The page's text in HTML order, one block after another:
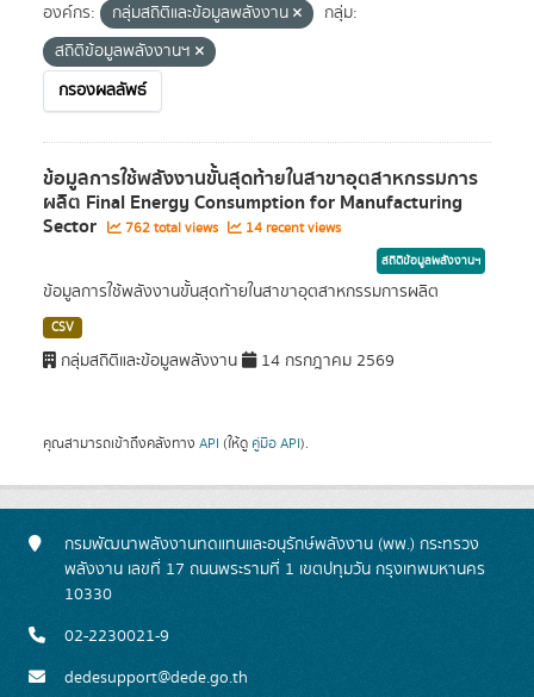
องค์กร:
กลุ่มสถิติและข้อมูลพลังงาน
กลุ่ม:
สถิติข้อมูลพลังงานฯ
กรองผลลัพธ์
ข้อมูลการใช้พลังงานขั้นสุดท้ายในสาขาอุตสาหกรรมการ
ผลิต Final Energy Consumption for Manufacturing
Sector 762 total views 14 recent views
สถิติข้อมูลพลังงานฯ
ข้อมูลการใช้พลังงานขั้นสุดท้ายในสาขาอุตสาหกรรมการผลิต
CSV
กลุ่มสถิติและข้อมูลพลังงาน 14 กรกฎาคม 2569
คุณสามารถเข้าถึงคลังทาง API (ให้ดู คู่มือ API).
กรมพัฒนาพลังงานทดแทนและอนุรักษ์พลังงาน (พพ.) กระทรวง
พลังงาน เลขที่ 17 ถนนพระรามที่ 1 เขตปทุมวัน กรุงเทพมหานคร
10330
02-2230021-9
dedesupport@dede.go.th